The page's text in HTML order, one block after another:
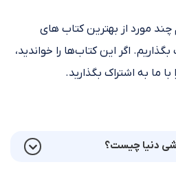
مورد از بهترین کتاب های
اگر این کتاب‌ها را خواندید،
ما به اشتراک بگذارید.
دنیا چیست؟